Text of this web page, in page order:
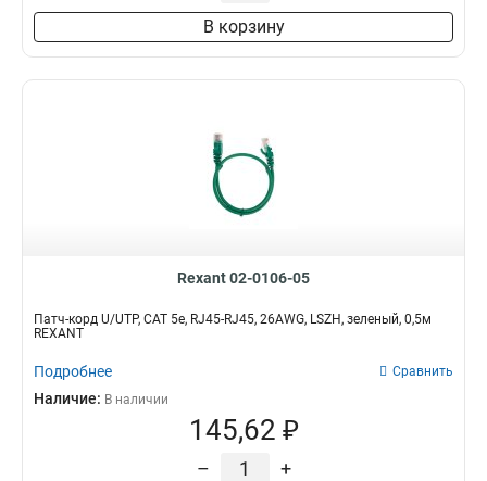
В корзину
Rexant 02-0106-05
Патч-корд U/UTP, CAT 5e, RJ45-RJ45, 26AWG, LSZH, зеленый, 0,5м
REXANT
Подробнее Сравнить
Наличие: В наличии
145,62 ₽
– +